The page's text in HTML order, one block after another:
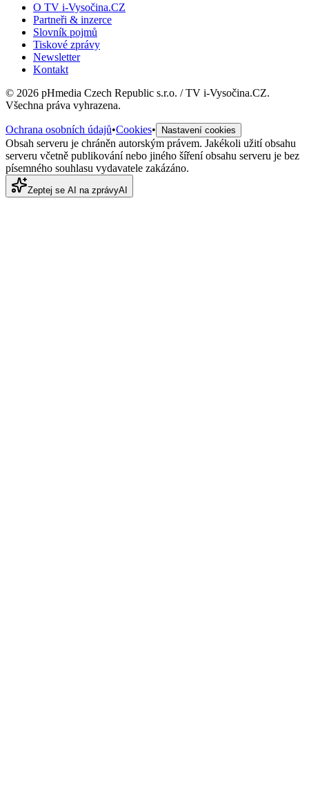
O TV i-Vysočina.CZ
Partneři & inzerce
Slovník pojmů
Tiskové zprávy
Newsletter
Kontakt
© 2026 pHmedia Czech Republic s.r.o. / TV i-Vysočina.CZ.
Všechna práva vyhrazena.
Ochrana osobních údajů•Cookies• Nastavení cookies
Obsah serveru je chráněn autorským právem. Jakékoli užití obsahu
serveru včetně publikování nebo jiného šíření obsahu serveru je bez
písemného souhlasu vydavatele zakázáno.
Zeptej se AI na zprávyAI